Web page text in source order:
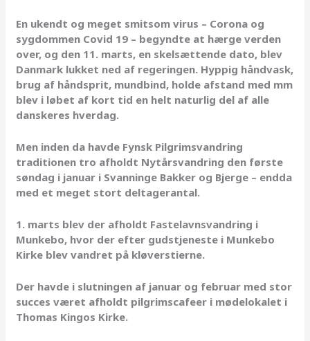
En ukendt og meget smitsom virus – Corona og
sygdommen Covid 19 – begyndte at hærge verden
over, og den 11. marts, en skelsættende dato, blev
Danmark lukket ned af regeringen. Hyppig håndvask,
brug af håndsprit, mundbind, holde afstand med mm
blev i løbet af kort tid en helt naturlig del af alle
danskeres hverdag.
Men inden da havde Fynsk Pilgrimsvandring
traditionen tro afholdt Nytårsvandring den første
søndag i januar i Svanninge Bakker og Bjerge – endda
med et meget stort deltagerantal.
1. marts blev der afholdt Fastelavnsvandring i
Munkebo, hvor der efter gudstjeneste i Munkebo
Kirke blev vandret på kløverstierne.
Der havde i slutningen af januar og februar med stor
succes været afholdt pilgrimscafeer i mødelokalet i
Thomas Kingos Kirke.